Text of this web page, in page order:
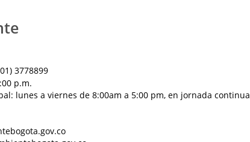
3778899
p.m.
lunes a viernes de 8:00am a 5:00 pm, en jornada continua